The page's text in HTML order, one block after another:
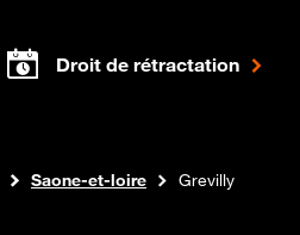
Droit de rétractation
Saone-et-loire Grevilly